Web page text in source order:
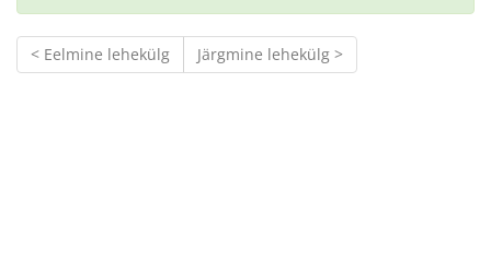
< Eelmine lehekülg Järgmine lehekülg >